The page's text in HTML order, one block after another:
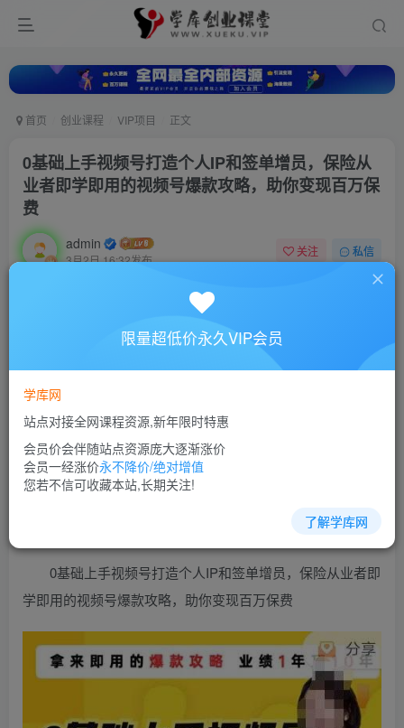
首页 创业课程 VIP项目 正文
0基础上手视频号打造个人IP和签单增员，保险从
业者即学即用的视频号爆款攻略，助你变现百万保
费
admin
3月2日 16:32发布
关注 私信
超级会员免费
立即购买
0基础上手视频号打造个人IP和签单增员，保险从业者即
学即用的视频号爆款攻略，助你变现百万保费
限量超低价永久VIP会员
学库网
站点对接全网课程资源,新年限时特惠
会员价会伴随站点资源庞大逐渐涨价
会员一经涨价永不降价/绝对增值
您若不信可收藏本站,长期关注!
了解学库网